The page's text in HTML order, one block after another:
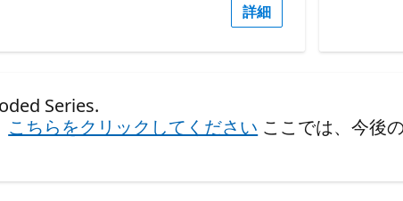
詳細
Series.
こちらをクリックしてください ここでは、今後